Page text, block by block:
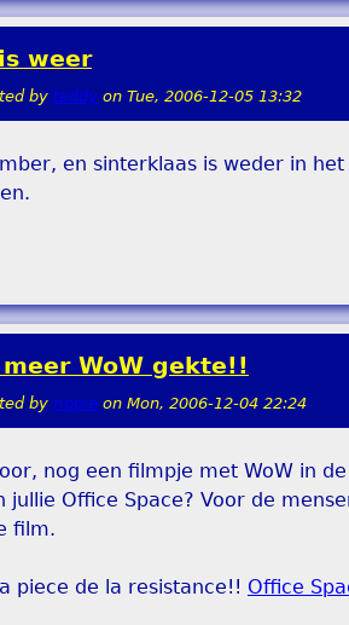
weer
by teddy on Tue, 2006-12-05 13:32
en sinterklaas is weder in
WoW gekte!!
by rippie on Mon, 2006-12-04 22:24
nog een filmpje met WoW in
jullie Office Space? Voor de
film.
piece de la resistance!! Office